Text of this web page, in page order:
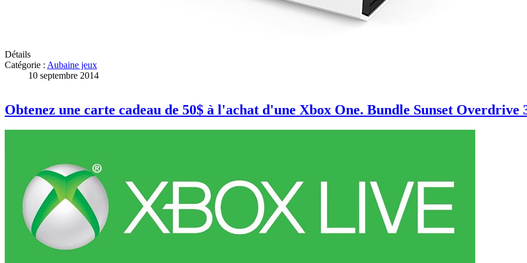
Détails
Catégorie : Aubaine jeux
10 septembre 2014
Obtenez une carte cadeau de 50$ à l'achat d'une Xbox One. Bundle Sunset Overdrive